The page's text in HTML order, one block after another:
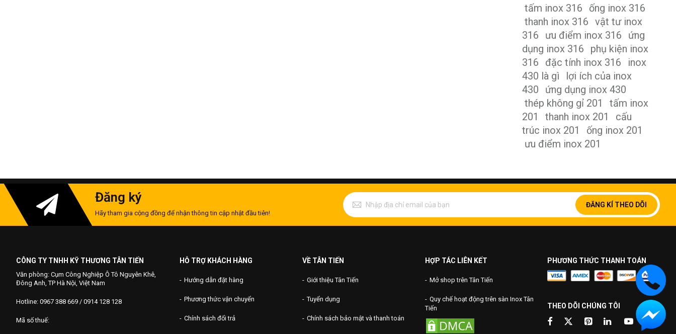
tấm inox 316
ống inox 316
thanh inox 316 vật tư inox
316
ưu điểm inox 316
ứng
dụng inox 316
phụ kiện inox
316
đặc tính inox 316
inox
430 là gì
lợi ích của inox
430
ứng dụng inox 430
thép không gỉ 201
tấm inox
201
thanh inox 201
cấu
trúc inox 201
ống inox 201
ưu điểm inox 201
Đăng ký
Hãy tham gia cộng đồng để nhận thông tin cập nhật đầu tiên!
ĐĂNG KÍ THEO DÕI
CÔNG TY TNHH KỸ THƯƠNG TÂN TIẾN
Văn phòng: Cụm Công Nghiệp Ô Tô Nguyên Khê,
Đông Anh, TP Hà Nội, Việt Nam
Hotline: 0967 388 669 / 0914 128 128
Mã số thuế:
HỖ TRỢ KHÁCH HÀNG
Hướng dẫn đặt hàng
Phương thức vận chuyển
Chính sách đổi trả
VỀ TÂN TIẾN
Giới thiệu Tân Tiến
Tuyển dụng
Chính sách bảo mật và thanh toán
HỢP TÁC LIÊN KẾT
Mở shop trên Tân Tiến
Quy chế hoạt động trên sàn Inox Tân
Tiến
PHƯƠNG THỨC THANH TOÁN
THEO DÕI CHÚNG TÔI